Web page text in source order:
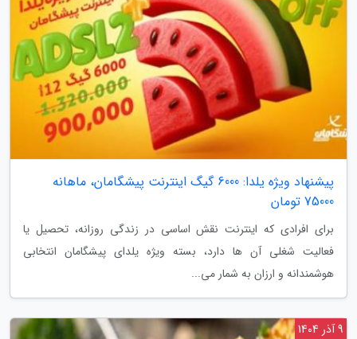
پیشنهاد ویژه یلدا: 6000 گیگ اینترنت پیشگامان، ماهانه
75000 تومان
برای افرادی که اینترنت نقش اساسی در زندگی روزانه، تحصیل یا
فعالیت شغلی آن ها دارد، بسته ویژه یلدای پیشگامان انتخابی
هوشمندانه و ارزان به شمار می...
9 آذر 1404